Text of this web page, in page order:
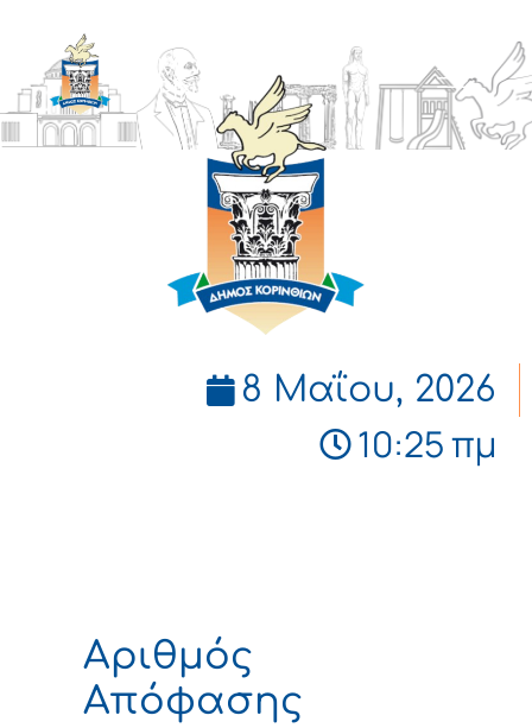
ΔΗΜΟΣ
ΚΟΡΙΝΘΙΩΝ
8 Μαΐου, 2026
10:25 πμ
Αριθμός
Απόφασης